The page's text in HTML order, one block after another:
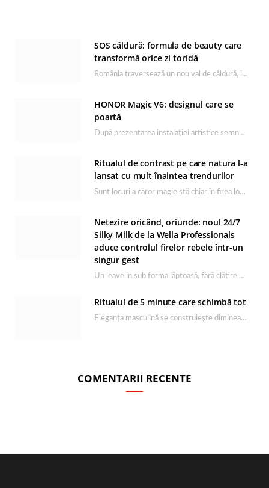
SOS căldură: formula de beauty care
transformă orice zi toridă
România traversează un nou val de căldură, iar rutina de îngrijire capătă un rol esențial…
HONOR Magic V6: designul care se
poartă
După prezentarea instalației artistice semnată de Catrinel Săbăciag în cadrul evenimentului de lansare HONOR Magic…
Ritualul de contrast pe care natura l-a
lansat cu mult înaintea trendurilor
Sunt locuri a căror magie stă chiar în firea lor naturală, iar Lacul Ursu din…
Netezire oricând, oriunde: noul 24/7
Silky Milk de la Wella Professionals
aduce controlul firelor rebele într-un
singur gest
Un leave in sub forma lăptoasă, fără clătire care completează rutina Ultimate Smooth și transformă…
Ritualul de 5 minute care schimbă tot
Eleganța masculină se construiește dimineața, în câteva minute și cu produsele potrivite. O rutină de…
COMENTARII RECENTE